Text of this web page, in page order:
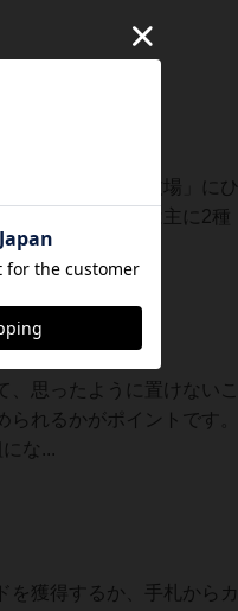
分の場となる「牧場」にひ
番で出来ることは主に2種
ー...
思ったように置けないこ
れるかがポイントです。
な...
を獲得するか、手札からカ